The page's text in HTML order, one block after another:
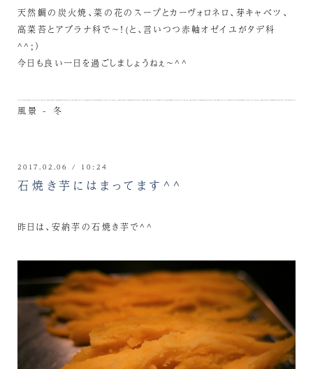
天然鯛の炭火焼、菜の花のスープとカーヴォロネロ、芽キャベツ、
高菜苔とアブラナ科で～！(と、言いつつ赤軸オゼイユがタデ科
^^;）
今日も良い一日を過ごしましょうねぇ～^^
風景 - 冬
2017.02.06 / 10:24
石焼き芋にはまってます^^
昨日は、安納芋の石焼き芋で^^